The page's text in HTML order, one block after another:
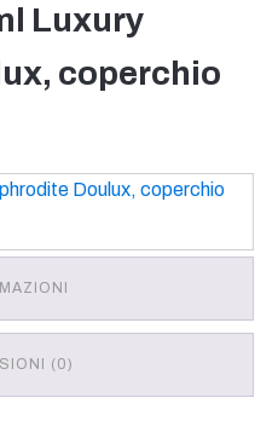
Luxury
coperchio
(0)